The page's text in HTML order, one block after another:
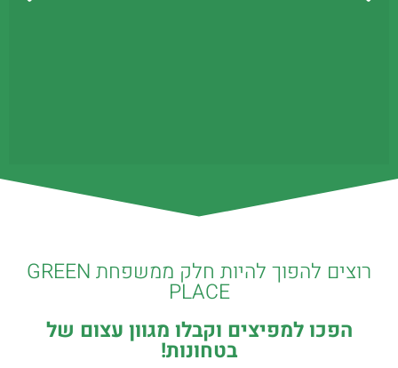
רוצים להפוך להיות חלק ממשפחת GREEN
PLACE
הפכו למפיצים וקבלו מגוון עצום של
בטחונות!